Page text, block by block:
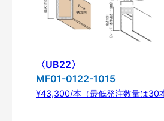
〈UB22〉
MF01-0122-1015
¥43,300/本（最低発注数量は30